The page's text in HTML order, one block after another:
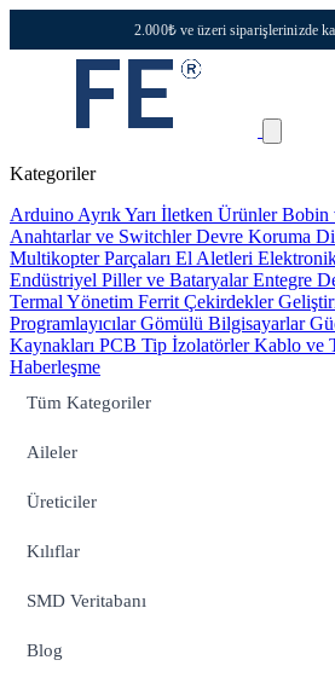
2.000₺ ve üzeri siparişlerinizde
Kategoriler
Arduino Ayrık Yarı İletken ÜrünlerBobin
Anahtarlar ve SwitchlerDevre Koruma
Multikopter Parçaları El Aletleri
Endüstriyel Piller ve BataryalarEntegre
Termal Yönetim Ferrit Çekirdekler
ProgramlayıcılarGömülü Bilgisayarlar
Kaynakları PCB Tip İzolatörlerKablo ve
Haberleşme
Tüm Kategoriler
Aileler
Üreticiler
Kılıflar
SMD Veritabanı
Blog